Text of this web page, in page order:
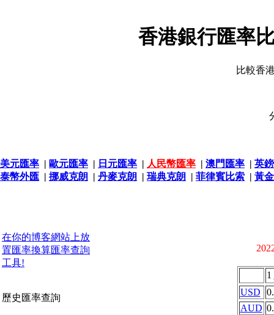
香港銀行匯率
比較香
美元匯率 | 歐元匯率 | 日元匯率 | 人民幣匯率 | 澳門匯率 | 英
泰幣外匯 | 挪威克朗 | 丹麥克朗 | 瑞典克朗 | 菲律賓比索 | 黃
在你的博客網站上放
置匯率換算匯率查詢
工具!
歷史匯率查詢
1
USD
AUD